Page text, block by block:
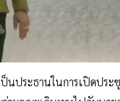
ป็นประธานในการเปิดปร